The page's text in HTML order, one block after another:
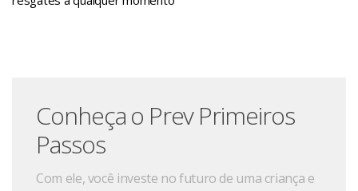
Conheça o Prev Primeiros
Passos
Com ele, você investe no futuro de uma criança e